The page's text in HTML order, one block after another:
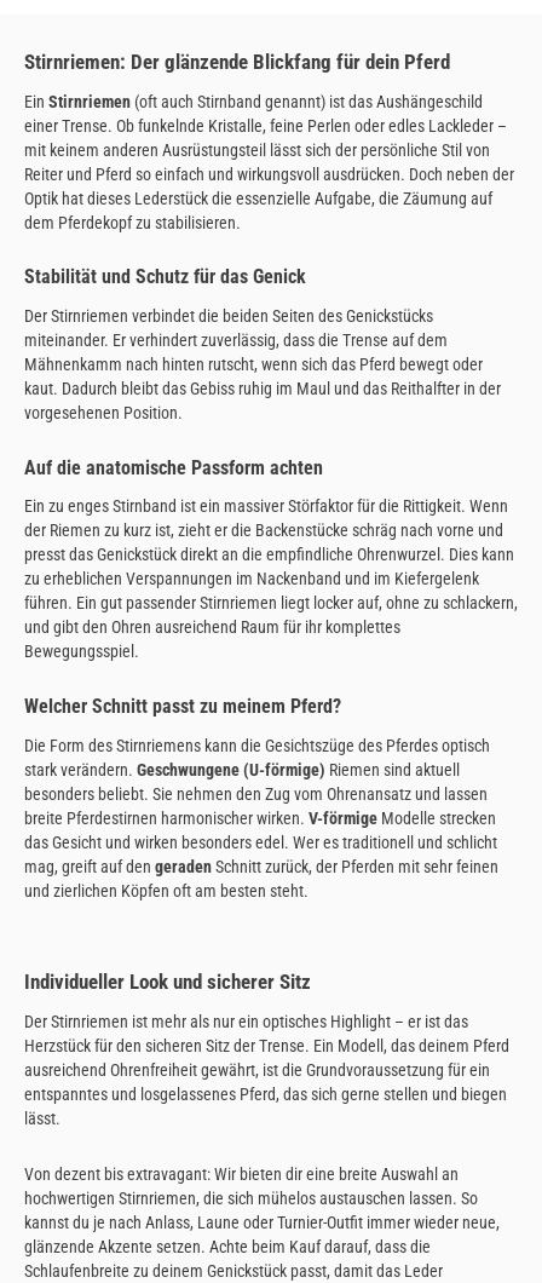
Stirnriemen: Der glänzende Blickfang für dein Pferd
Ein Stirnriemen (oft auch Stirnband genannt) ist das Aushängeschild
einer Trense. Ob funkelnde Kristalle, feine Perlen oder edles Lackleder –
mit keinem anderen Ausrüstungsteil lässt sich der persönliche Stil von
Reiter und Pferd so einfach und wirkungsvoll ausdrücken. Doch neben der
Optik hat dieses Lederstück die essenzielle Aufgabe, die Zäumung auf
dem Pferdekopf zu stabilisieren.
Stabilität und Schutz für das Genick
Der Stirnriemen verbindet die beiden Seiten des Genickstücks
miteinander. Er verhindert zuverlässig, dass die Trense auf dem
Mähnenkamm nach hinten rutscht, wenn sich das Pferd bewegt oder
kaut. Dadurch bleibt das Gebiss ruhig im Maul und das Reithalfter in der
vorgesehenen Position.
Auf die anatomische Passform achten
Ein zu enges Stirnband ist ein massiver Störfaktor für die Rittigkeit. Wenn
der Riemen zu kurz ist, zieht er die Backenstücke schräg nach vorne und
presst das Genickstück direkt an die empfindliche Ohrenwurzel. Dies kann
zu erheblichen Verspannungen im Nackenband und im Kiefergelenk
führen. Ein gut passender Stirnriemen liegt locker auf, ohne zu schlackern,
und gibt den Ohren ausreichend Raum für ihr komplettes
Bewegungsspiel.
Welcher Schnitt passt zu meinem Pferd?
Die Form des Stirnriemens kann die Gesichtszüge des Pferdes optisch
stark verändern. Geschwungene (U-förmige) Riemen sind aktuell
besonders beliebt. Sie nehmen den Zug vom Ohrenansatz und lassen
breite Pferdestirnen harmonischer wirken. V-förmige Modelle strecken
das Gesicht und wirken besonders edel. Wer es traditionell und schlicht
mag, greift auf den geradenSchnitt zurück, der Pferden mit sehr feinen
und zierlichen Köpfen oft am besten steht.
Individueller Look und sicherer Sitz
Der Stirnriemen ist mehr als nur ein optisches Highlight – er ist das
Herzstück für den sicheren Sitz der Trense. Ein Modell, das deinem Pferd
ausreichend Ohrenfreiheit gewährt, ist die Grundvoraussetzung für ein
entspanntes und losgelassenes Pferd, das sich gerne stellen und biegen
lässt.
Von dezent bis extravagant: Wir bieten dir eine breite Auswahl an
hochwertigen Stirnriemen, die sich mühelos austauschen lassen. So
kannst du je nach Anlass, Laune oder Turnier-Outfit immer wieder neue,
glänzende Akzente setzen. Achte beim Kauf darauf, dass die
Schlaufenbreite zu deinem Genickstück passt, damit das Leder